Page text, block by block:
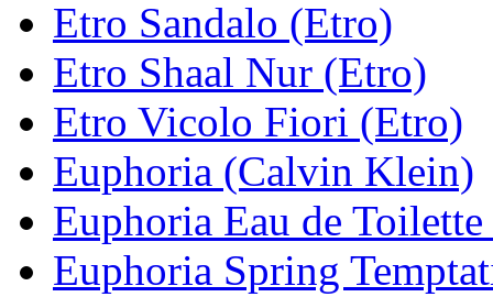
Etro Sandalo (Etro)
Etro Shaal Nur (Etro)
Etro Vicolo Fiori (Etro)
Euphoria (Calvin Klein)
Euphoria Eau de
Euphoria Spring